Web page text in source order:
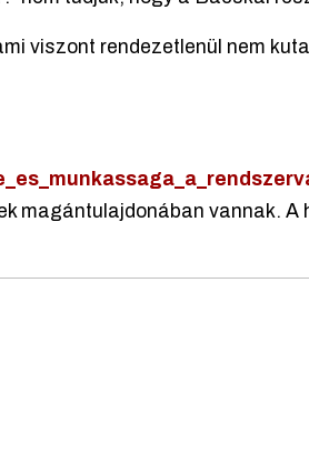
viszont rendezetlenül nem
magántulajdonában vannak. A